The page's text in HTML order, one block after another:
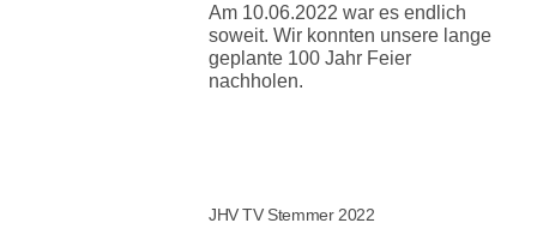
Am 10.06.2022 war es endlich
soweit. Wir konnten unsere lange
geplante 100 Jahr Feier
nachholen.
JHV TV Stemmer 2022